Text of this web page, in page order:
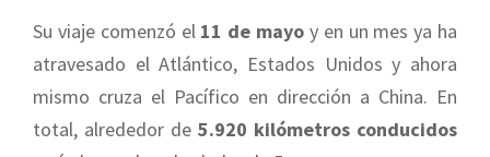
Su viaje comenzó el 11 de mayo y en un mes ya ha
atravesado el Atlántico, Estados Unidos y ahora
mismo cruza el Pacífico en dirección a China. En
total, alrededor de 5.920 kilómetros conducidos